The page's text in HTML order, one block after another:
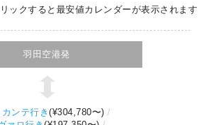
ックすると最安値カレンダーが表示されます
羽田空港発
カンテ行き (¥304,780〜)